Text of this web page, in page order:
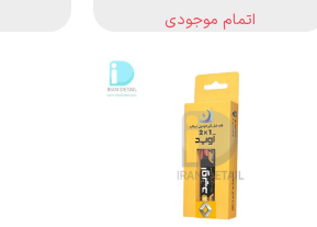
اتمام موجودی